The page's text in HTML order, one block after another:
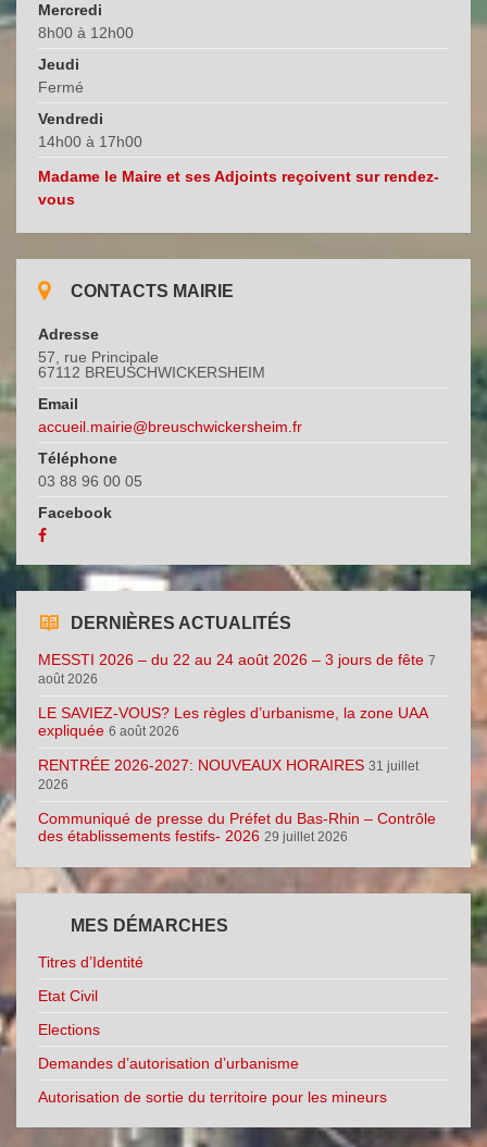
Mercredi
8h00 à 12h00
Jeudi
Fermé
Vendredi
14h00 à 17h00
Madame le Maire et ses Adjoints reçoivent sur rendez-
vous
CONTACTS MAIRIE
Adresse
57, rue Principale
67112 BREUSCHWICKERSHEIM
Email
accueil.mairie@breuschwickersheim.fr
Téléphone
03 88 96 00 05
Facebook
DERNIÈRES ACTUALITÉS
MESSTI 2026 – du 22 au 24 août 2026 – 3 jours de fête 7
août 2026
LE SAVIEZ-VOUS? Les règles d’urbanisme, la zone UAA
expliquée 6 août 2026
RENTRÉE 2026-2027: NOUVEAUX HORAIRES 31 juillet
2026
Communiqué de presse du Préfet du Bas-Rhin – Contrôle
des établissements festifs- 2026 29 juillet 2026
MES DÉMARCHES
Titres d’Identité
Etat Civil
Elections
Demandes d’autorisation d’urbanisme
Autorisation de sortie du territoire pour les mineurs